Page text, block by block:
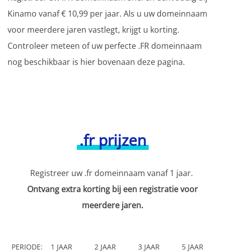
Kinamo vanaf € 10,99 per jaar. Als u uw domeinnaam
voor meerdere jaren vastlegt, krijgt u korting.
Controleer meteen of uw perfecte .FR domeinnaam
nog beschikbaar is hier bovenaan deze pagina.
.fr prijzen
Registreer uw .fr domeinnaam vanaf 1 jaar.
Ontvang extra korting bij een registratie voor
meerdere jaren.
PERIODE: 1 JAAR 2 JAAR 3 JAAR 5 JAAR